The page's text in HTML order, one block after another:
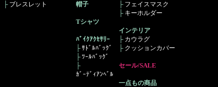
├ ブレスレット 帽子
Tシャツ
ﾊﾞｲｸｱｸｾｻﾘｰ
├ｻﾄﾞﾙﾊﾞｯｸﾞ
├ﾂｰﾙﾊﾞｯｸﾞ
├
ｶﾞｰﾃﾞｨｱﾝﾍﾞﾙ
├ フェイスマスク
├ キーホルダー
インテリア
├ カウラグ
├ クッションカバー
セール/SALE
一点もの商品